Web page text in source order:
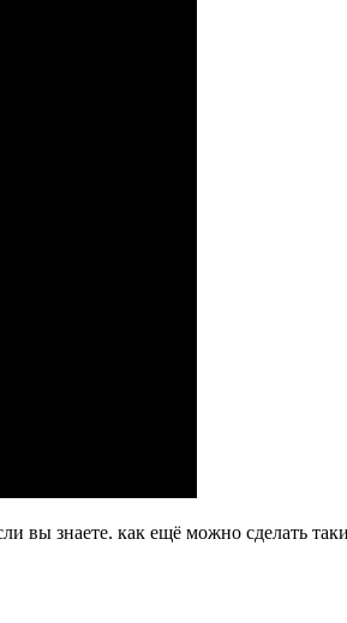
вы знаете. как ещё можно сделать